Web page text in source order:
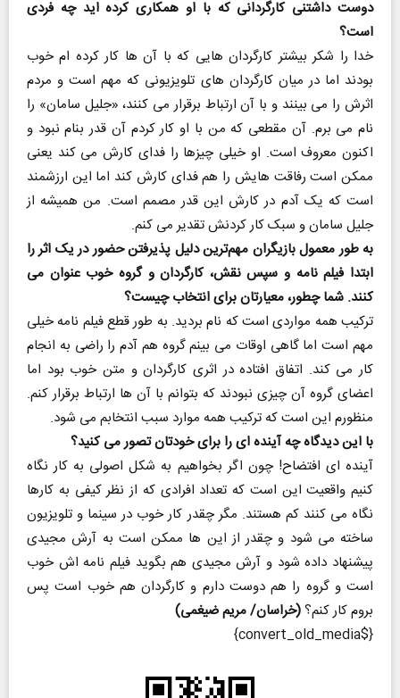
دوست داشتنی کارگردانی که با او همکاری کرده اید چه فردی
است؟
خدا را شکر بیشتر کارگردان هایی که با آن ها کار کرده ام خوب
بودند اما در میان کارگردان های تلویزیونی که مهم است و مردم
اثرش را می بینند و با آن ارتباط برقرار می کنند، «جلیل سامان» را
نام می برم. آن مقطعی که من با او کار کردم آن قدر بنام نبود و
اکنون معروف است. او خیلی چیزها را فدای کارش می کند یعنی
ممکن است رفاقت هایش را هم فدای کارش کند اما این ارزشمند
است که یک آدم در کارش این قدر مصمم است. من همیشه از
جلیل سامان و سبک کار کردنش تقدیر می کنم.
به طور معمول بازیگران مهم‌ترین دلیل پذیرفتن حضور در یک اثر را
ابتدا فیلم نامه و سپس نقش، کارگردان و گروه خوب عنوان می
کنند. شما چطور، معیارتان برای انتخاب چیست؟
ترکیب همه مواردی است که نام بردید. به طور قطع فیلم نامه خیلی
مهم است اما گاهی اوقات می بینم گروه هم آدم را راضی به انجام
کار می کند. اتفاق افتاده در اثری کارگردان و متن خوب بود اما
اعضای گروه آن چیزی نبودند که بتوانم با آن ها ارتباط برقرار کنم.
منظورم این است که ترکیب همه موارد سبب انتخابم می شود.
با این دیدگاه چه آینده ای را برای خودتان تصور می کنید؟
آینده ای افتضاح! چون اگر بخواهیم به شکل اصولی به کار نگاه
کنیم واقعیت این است که تعداد افرادی که از نظر کیفی به کارها
نگاه می کنند کم هستند. مگر چقدر کار خوب در سینما و تلویزیون
ساخته می شود و چقدر از این ها ممکن است به آرش مجیدی
پیشنهاد داده شود و آرش مجیدی هم بگوید فیلم نامه اش خوب
است و گروه را هم دوست دارم و کارگردان هم خوب است پس
بروم کار کنم؟(خراسان/ مریم ضیغمی)
{$convert_old_media}